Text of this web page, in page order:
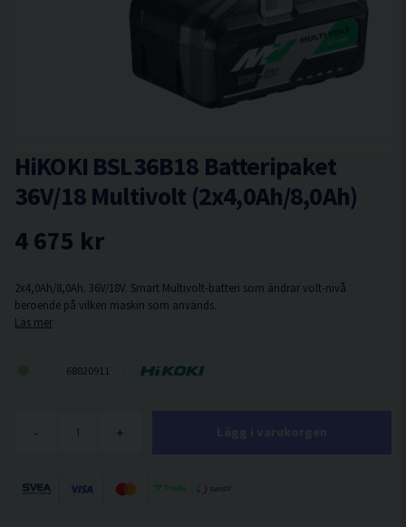
HiKOKI BSL36B18 Batteripaket
36V/18 Multivolt (2x4,0Ah/8,0Ah)
4 675 kr
2x4,0Ah/8,0Ah. 36V/18V. Smart Multivolt-batteri som ändrar volt-nivå
beroende på vilken maskin som används.
Läs mer
68020911
- +